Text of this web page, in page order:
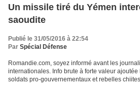
Un missile tiré du Yémen
saoudite
Publié le 31/05/2016 à 22:54
Par Spécial Défense
Romandie.com, soyez informé avant les
internationales. Info brute à forte valeur ajoutée
soldats pro-gouvernementaux et rebelles